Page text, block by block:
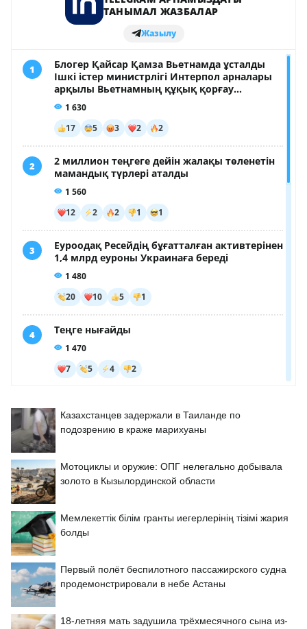
Казахстанцев задержали в Таиланде по
подозрению в краже марихуаны
Мотоциклы и оружие: ОПГ нелегально добывала
золото в Кызылординской области
Мемлекеттік білім гранты иегерлерінің тізімі жария
болды
Первый полёт беспилотного пассажирского судна
продемонстрировали в небе Астаны
18-летняя мать задушила трёхмесячного сына из-